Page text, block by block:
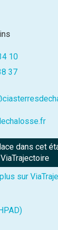
10
37
dans cet
sur